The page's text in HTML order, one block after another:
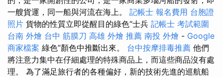
一艘貨運，同一船與河流在海上。 記帳士 報名費用 台胞證
照片 貨物的性質立即從醒目的綠色“士兵 記帳士 考試範圍
台南 外燴 台中 筋膜刀 高雄 外燴 推薦 南投 外燴 - Google
商家檔案 綠色”顏色中推斷出來。 台中按摩排毒推薦 他們
將注意力集中在仔細處理的特殊商品上，而這些商品沒有處
理。 為了滿足旅行者的各種偏好，新的技術先進的巡航船